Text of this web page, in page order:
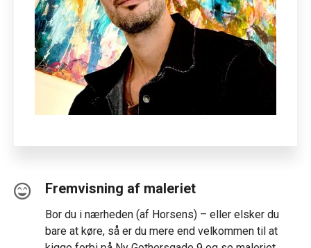
Fremvisning af maleriet
Bor du i nærheden (af Horsens) – eller elsker du
bare at køre, så er du mere end velkommen til at